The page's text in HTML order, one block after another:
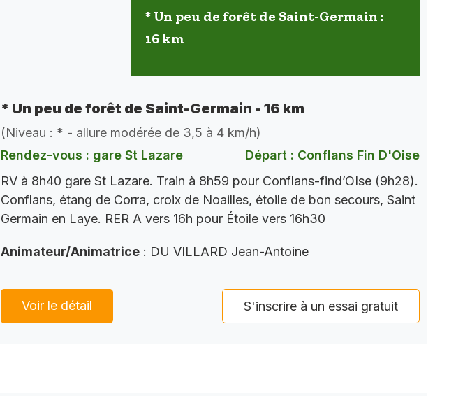
* Un peu de forêt de Saint-Germain :
16 km
* Un peu de forêt de Saint-Germain - 16 km
(Niveau : * - allure modérée de 3,5 à 4 km/h)
Rendez-vous : gare St Lazare
Départ : Conflans Fin D'Oise
RV à 8h40 gare St Lazare. Train à 8h59 pour Conflans-find’OIse (9h28).
Conflans, étang de Corra, croix de Noailles, étoile de bon secours, Saint
Germain en Laye. RER A vers 16h pour Étoile vers 16h30
Animateur/Animatrice : DU VILLARD Jean-Antoine
Voir le détail S'inscrire à un essai gratuit